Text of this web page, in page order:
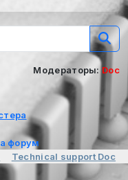
Модераторы: Doc
форум
Technical support Doc